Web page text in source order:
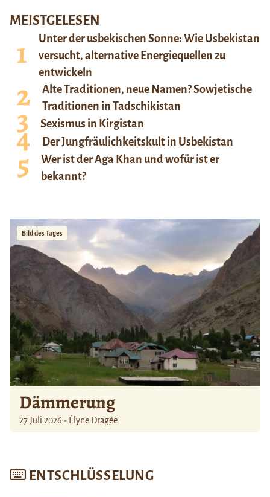
MEISTGELESEN
Unter der usbekischen Sonne: Wie Usbekistan
versucht, alternative Energiequellen zu
entwickeln
Alte Traditionen, neue Namen? Sowjetische
Traditionen in Tadschikistan
Sexismus in Kirgistan
Der Jungfräulichkeitskult in Usbekistan
Wer ist der Aga Khan und wofür ist er
bekannt?
Bild des Tages
Dämmerung
27 Juli 2026 - Élyne Dragée
ENTSCHLÜSSELUNG